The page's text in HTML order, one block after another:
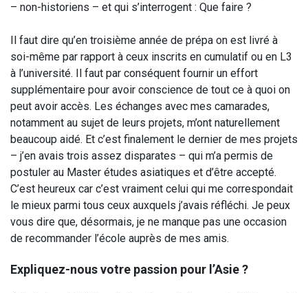
– non-historiens – et qui s’interrogent : Que faire ?
Il faut dire qu’en troisième année de prépa on est livré à
soi-même par rapport à ceux inscrits en cumulatif ou en L3
à l’université. Il faut par conséquent fournir un effort
supplémentaire pour avoir conscience de tout ce à quoi on
peut avoir accès. Les échanges avec mes camarades,
notamment au sujet de leurs projets, m’ont naturellement
beaucoup aidé. Et c’est finalement le dernier de mes projets
– j’en avais trois assez disparates – qui m’a permis de
postuler au Master études asiatiques et d’être accepté.
C’est heureux car c’est vraiment celui qui me correspondait
le mieux parmi tous ceux auxquels j’avais réfléchi. Je peux
vous dire que, désormais, je ne manque pas une occasion
de recommander l’école auprès de mes amis.
Expliquez-nous votre passion pour l’Asie ?